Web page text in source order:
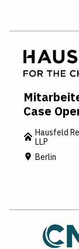
Case
Hausfeld
LLP
Berlin